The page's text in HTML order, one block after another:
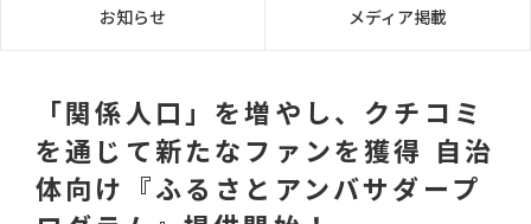
お知らせ メディア掲載
「関係人口」を増やし、クチコミ
を通じて新たなファンを獲得 自治
体向け『ふるさとアンバサダープ